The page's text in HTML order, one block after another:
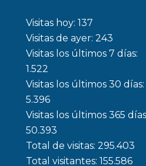
Visitas hoy: 137
Visitas de ayer: 243
Visitas los últimos 7 días:
1.522
Visitas los últimos 30 días:
5.396
Visitas los últimos 365
50.393
Total de visitas: 295.403
Total visitantes: 155.586